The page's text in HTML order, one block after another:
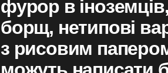
фурор в
борщ, нетипові
з рисовим